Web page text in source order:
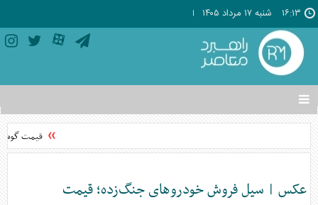
۱۶:۱۳ شنبه ۱۷ مرداد ۱۴۰۵
تغییر
وضعیت
منوی
ها
قیمت گوشی‌های
عکس | سیل فروش خودرو‌های جنگ‌زده؛ قیمت